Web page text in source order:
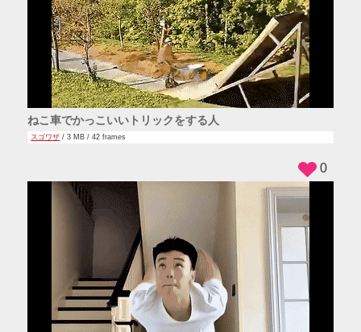
ねこ車でかっこいいトリックをする人
スゴワザ / 3 MB / 42 frames
0